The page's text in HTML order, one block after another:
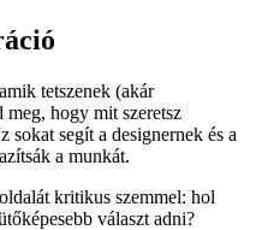
tetszenek (akár
hogy mit szeretsz
sokat segít a designernek és a
a munkát.
kritikus szemmel: hol
választ adni?